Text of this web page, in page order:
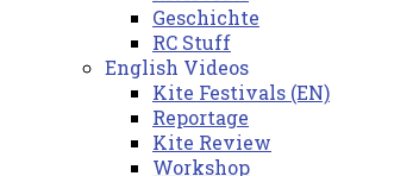
Geschichte
RC Stuff
English Videos
Kite Festivals (EN)
Reportage
Kite Review
Workshop